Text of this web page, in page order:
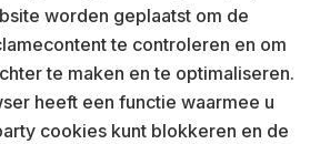
worden geplaatst om de
te controleren en om
te maken en te optimaliseren.
heeft een functie waarmee u
cookies kunt blokkeren en de